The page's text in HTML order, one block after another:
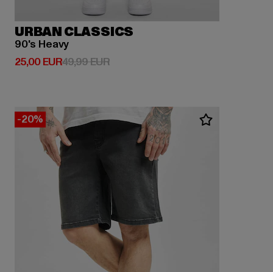
URBAN CLASSICS
90's Heavy
25,00 EUR
Derzeitiger Preis: 25,00 EUR
49,99 EURAktionspreis: 49,99 EUR
-20%